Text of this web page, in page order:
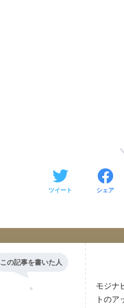
ツイート シェア
この記事を書いた人
モジナ
トのア